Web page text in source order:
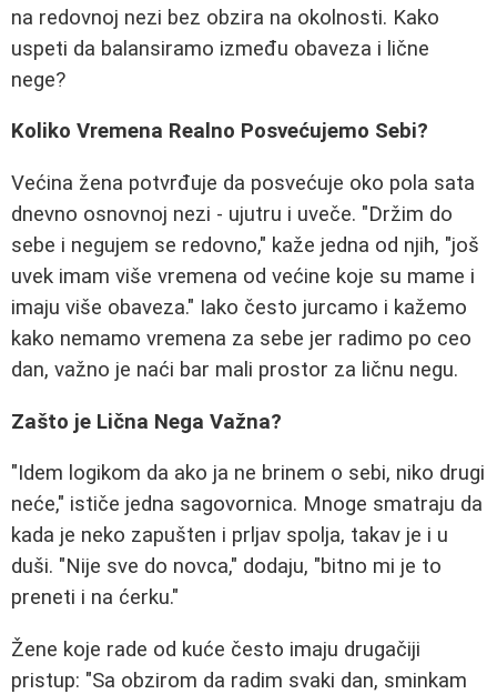
na redovnoj nezi bez obzira na okolnosti. Kako
uspeti da balansiramo između obaveza i lične
nege?
Koliko Vremena Realno Posvećujemo Sebi?
Većina žena potvrđuje da posvećuje oko pola sata
dnevno osnovnoj nezi - ujutru i uveče. "Držim do
sebe i negujem se redovno," kaže jedna od njih, "još
uvek imam više vremena od većine koje su mame i
imaju više obaveza." Iako često jurcamo i kažemo
kako nemamo vremena za sebe jer radimo po ceo
dan, važno je naći bar mali prostor za ličnu negu.
Zašto je Lična Nega Važna?
"Idem logikom da ako ja ne brinem o sebi, niko drugi
neće," ističe jedna sagovornica. Mnoge smatraju da
kada je neko zapušten i prljav spolja, takav je i u
duši. "Nije sve do novca," dodaju, "bitno mi je to
preneti i na ćerku."
Žene koje rade od kuće često imaju drugačiji
pristup: "Sa obzirom da radim svaki dan, sminkam